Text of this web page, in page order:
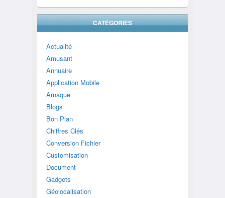
CATÉGORIES
Actualité
Amusant
Annuaire
Application Mobile
Arnaque
Blogs
Bon Plan
Chiffres Clés
Conversion Fichier
Customisation
Document
Gadgets
Géolocalisation